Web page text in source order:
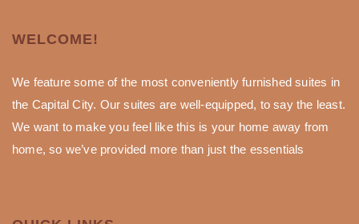
WELCOME!
We feature some of the most conveniently furnished suites in
the Capital City. Our suites are well-equipped, to say the least.
We want to make you feel like this is your home away from
home, so we’ve provided more than just the essentials